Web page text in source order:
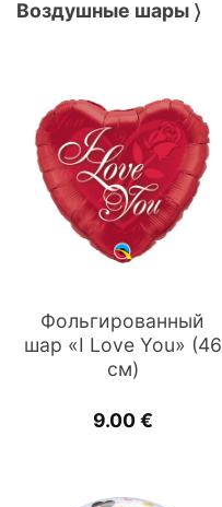
Воздушные шары 〉
Фольгированный
шар «I Love You» (46
см)
9.00€